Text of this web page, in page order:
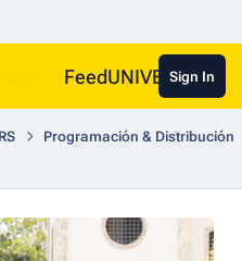
FeedUNIVERSSign In
Programación & Distribución